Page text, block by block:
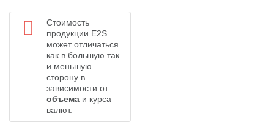
Стоимость
продукции E2S
может отличаться
как в большую так
и меньшую
сторону в
зависимости от
объема и курса
валют.